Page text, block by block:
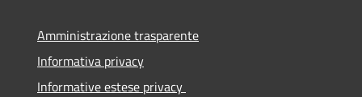
Amministrazione trasparente
Informativa privacy
Informative estese privacy